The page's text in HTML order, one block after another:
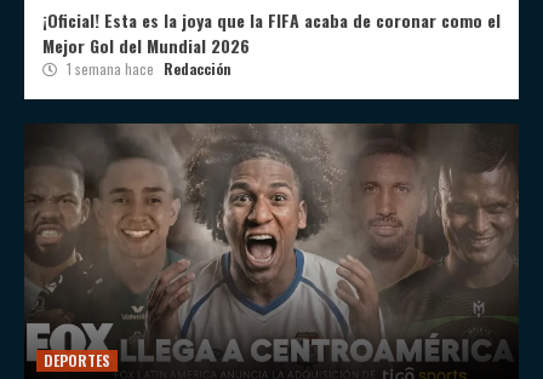
¡Oficial! Esta es la joya que la FIFA acaba de coronar como el
Mejor Gol del Mundial 2026
1 semana hace Redacción
DEPORTES